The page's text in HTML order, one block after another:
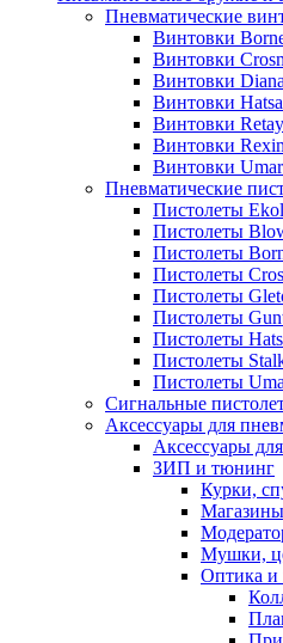
Пневматические
Винтовки
Винтовки
Винтовки
Винтовки
Винтовки
Винтовки
Винтовки
Пневматические
Пистолеты
Пистолеты
Пистолеты
Пистолеты
Пистолеты
Пистолеты
Пистолеты
Пистолеты
Пистолеты
Сигнальные
Аксессуары для
Аксессуары
ЗИП и тюнинг
Курки,
Мушки,
Оптика и